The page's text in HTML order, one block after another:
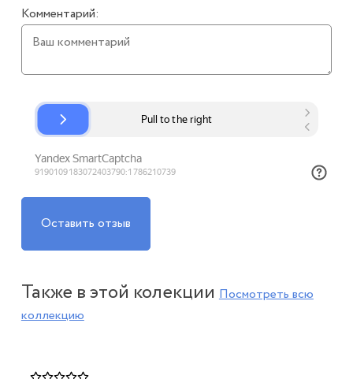
Комментарий:
Оставить отзыв
Также в этой колекцииПосмотреть всю
коллекцию